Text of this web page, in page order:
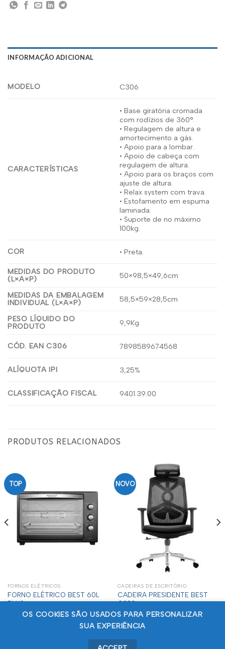
INFORMAÇÃO ADICIONAL
MODELO C306
CARACTERÍSTICAS
• Base giratória cromada
com rodízios de 360°.
• Regulagem de altura e
amortecimento a gás.
• Apoio para a lombar.
• Apoio de cabeça com
regulagem de altura.
• Apoio para os braços com
ajuste de altura.
• Relax system com trava.
• Estofamento em espuma
laminada.
• Suporte de no máximo
100kg.
COR • Preta.
MEDIDAS DO PRODUTO
(L×A×P)
50×98,5×49,6cm
MEDIDAS DA EMBALAGEM
INDIVIDUAL (L×A×P)
58,5×59×28,5cm
PESO LÍQUIDO DO
PRODUTO
9,9Kg
CÓD. EAN C306 7898589674568
ALÍQUOTA IPI 3,25%
CLASSIFICAÇÃO FISCAL 9401.39.00
PRODUTOS RELACIONADOS
TOP
FORNOS ELÉTRICOS
FORNO ELÉTRICO BEST 60L
PLUS
NOVO
CADEIRAS DE ESCRITÓRIO
CADEIRA PRESIDENTE BEST
C330
©Todos os direitos reservadosBest Comercial Importadora
OS COOKIES SÃO USADOS PARA PERSONALIZAR
SUA EXPERIÊNCIA